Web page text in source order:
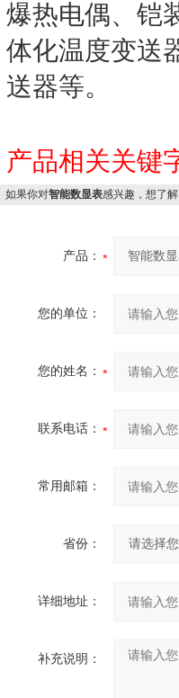
爆热电偶、铠
体化温度变送
送器等。
产品相关关键
如果你对智能数显表感兴趣，想了
产品：
您的单位：
您的姓名：
联系电话：
常用邮箱：
省份：
详细地址：
补充说明：